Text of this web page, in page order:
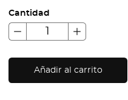
Cantidad
Añadir al carrito